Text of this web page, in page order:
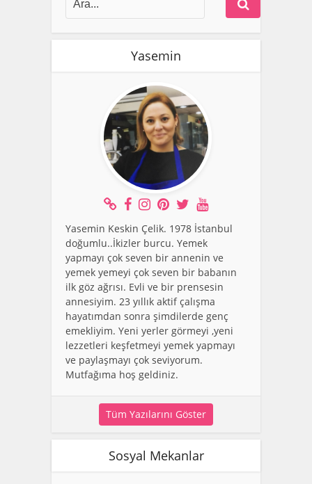
Yasemin
Yasemin Keskin Çelik. 1978 İstanbul
doğumlu..İkizler burcu. Yemek
yapmayı çok seven bir annenin ve
yemek yemeyi çok seven bir babanın
ilk göz ağrısı. Evli ve bir prensesin
annesiyim. 23 yıllık aktif çalışma
hayatımdan sonra şimdilerde genç
emekliyim. Yeni yerler görmeyi ,yeni
lezzetleri keşfetmeyi yemek yapmayı
ve paylaşmayı çok seviyorum.
Mutfağıma hoş geldiniz.
Tüm Yazılarını Göster
Sosyal Mekanlar